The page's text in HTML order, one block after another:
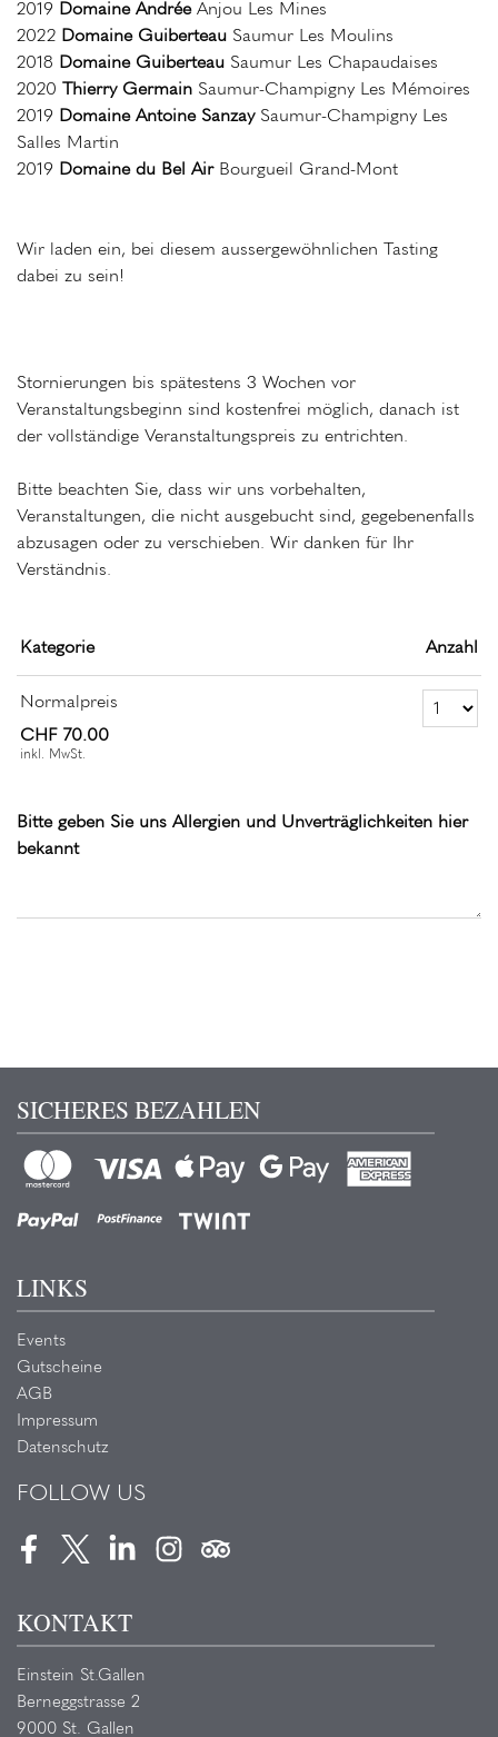
2019 Domaine AndréeAnjou Les Mines
2022 Domaine Guiberteau Saumur Les Moulins
2018 Domaine Guiberteau Saumur Les Chapaudaises
2020
Thierry Germain Saumur-Champigny Les Mémoires
2019 Domaine Antoine Sanzay Saumur-Champigny Les
Salles Martin
2019 Domaine du Bel AirBourgueil Grand-Mont
Wir laden ein, bei diesem aussergewöhnlichen Tasting
dabei zu sein!
Stornierungen bis spätestens 3 Wochen vor
Veranstaltungsbeginn sind kostenfrei möglich, danach ist
der vollständige Veranstaltungspreis zu entrichten.
Bitte beachten Sie, dass wir uns vorbehalten,
Veranstaltungen, die nicht ausgebucht sind, gegebenenfalls
abzusagen oder zu verschieben. Wir danken für Ihr
Verständnis.
Kategorie Anzahl
Normalpreis
CHF 70.00
inkl. MwSt.
Anzahl Tickets
Bitte geben Sie uns Allergien und Unverträglichkeiten hier
bekannt
SICHERES BEZAHLEN
LINKS
Events
Gutscheine
AGB
Impressum
Datenschutz
FOLLOW US
FacebookTwitterLinkedInInstagramTripadvisor
KONTAKT
Einstein St.Gallen
Berneggstrasse 2
9000 St. Gallen